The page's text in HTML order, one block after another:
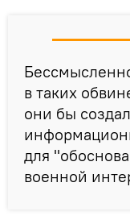
в таких
они бы
для
военной